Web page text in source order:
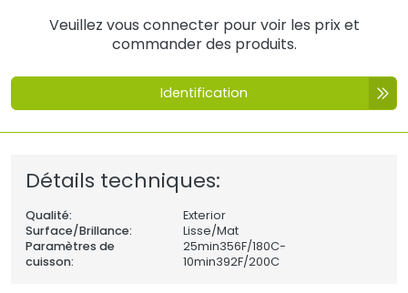
Veuillez vous connecter pour voir les prix et
commander des produits.
Identification
Détails techniques:
Qualité:
Exterior
Surface/Brillance:
Lisse/Mat
Paramètres de
cuisson:
25min356F/180C-
10min392F/200C